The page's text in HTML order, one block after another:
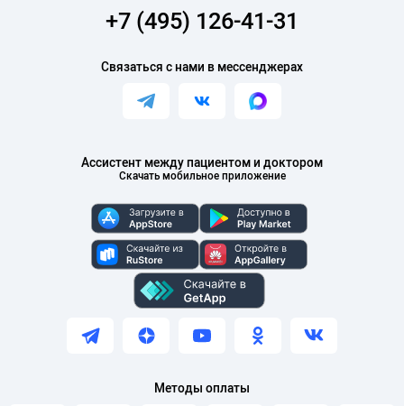
Ассистент между пациентом и доктором
Скачать мобильное приложение
+7 (495) 126-41-31
Связаться с нами в мессенджерах
Методы оплаты